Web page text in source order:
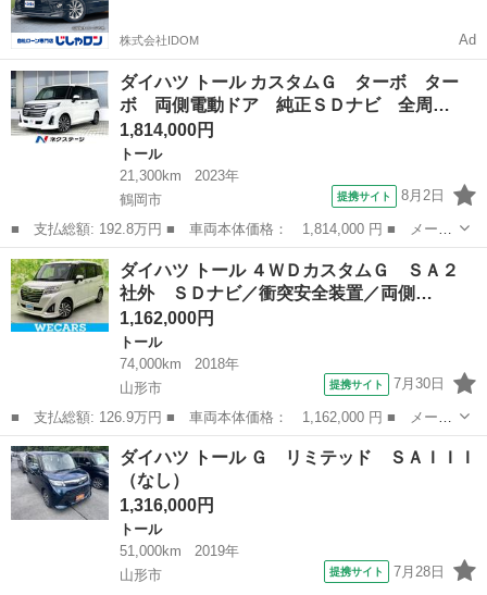
トライト オートエ
アコン （検10.3）
プ／フルセグＴＶ
（
株式会社IDOM Ad
ダイハツ トール カスタムＧ ターボ ター
ボ 両側電動ドア 純正ＳＤナビ 全周…
1,814,000円
トール
21,300km
2023年
鶴岡市
提携サイト 8月2日
■ 支払総額: 192.8万円 ■ 車両本体価格： 1,814,000 円 ■ メーカ
ー名： ダイハツ ■ 車種名： トール ■ グレード名： カスタム
Ｇ ターボ ターボ 両側電動ドア 純正ＳＤナビ 全周囲カメラ
レーダー...
山形 鶴岡市 トール
ダイハツ トール ４ＷＤカスタムＧ ＳＡ２
社外 ＳＤナビ／衝突安全装置／両側…
1,162,000円
トール
74,000km
2018年
山形市
提携サイト 7月30日
■ 支払総額: 126.9万円 ■ 車両本体価格： 1,162,000 円 ■ メーカ
ー名： ダイハツ ■ 車種名： トール ■ グレード名： ４ＷＤカ
スタムＧ ＳＡ２ 社外 ＳＤナビ／衝突安全装置／両側電動スライ
ドドア／...
山形 山形市 トール
ダイハツ トール Ｇ リミテッド ＳＡＩＩＩ
（なし）
1,316,000円
トール
51,000km
2019年
山形市
提携サイト 7月28日